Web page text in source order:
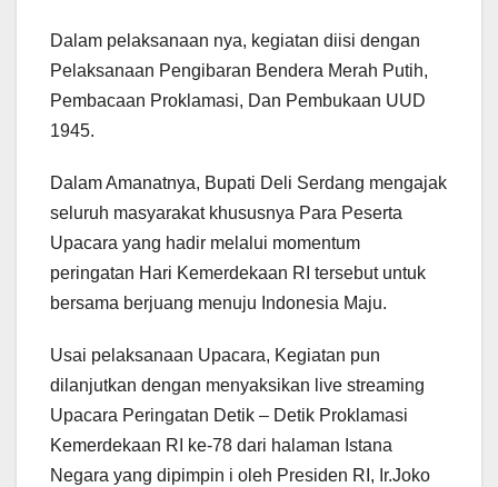
Dalam pelaksanaan nya, kegiatan diisi dengan
Pelaksanaan Pengibaran Bendera Merah Putih,
Pembacaan Proklamasi, Dan Pembukaan UUD
1945.
Dalam Amanatnya, Bupati Deli Serdang mengajak
seluruh masyarakat khususnya Para Peserta
Upacara yang hadir melalui momentum
peringatan Hari Kemerdekaan RI tersebut untuk
bersama berjuang menuju Indonesia Maju.
Usai pelaksanaan Upacara, Kegiatan pun
dilanjutkan dengan menyaksikan live streaming
Upacara Peringatan Detik – Detik Proklamasi
Kemerdekaan RI ke-78 dari halaman Istana
Negara yang dipimpin i oleh Presiden RI, Ir.Joko